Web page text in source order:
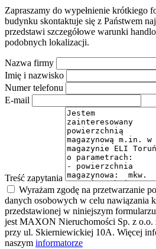
Zapraszamy do wypełnienie krótkiego
budynku skontaktuje się z Państwem
przedstawi szczegółowe warunki
podobnych lokalizacji.
Nazwa firmy
Imię i nazwisko
Numer telefonu
E-mail
Treść zapytania
Wyrażam zgodę na przetwarzanie
danych osobowych w celu nawiązania
przedstawionej w niniejszym
jest MAXON Nieruchomości Sp. z o.o.
przy ul. Skierniewickiej 10A. Więcej
naszym informatorze